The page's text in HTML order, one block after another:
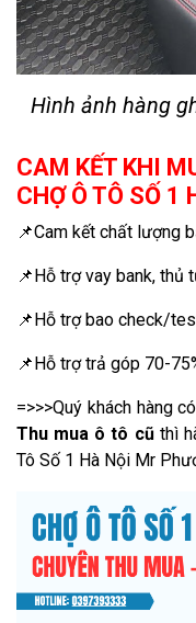
Hình ảnh hàng
CAM KẾT KHI
CHỢ Ô TÔ SỐ 1
📌Cam kết chất lượng
📌Hỗ trợ vay bank, thủ
📌Hỗ trợ bao check/
📌Hỗ trợ trả góp 70-
=>>>Quý khách hàng
Thu mua ô tô cũthì
Tô Số 1 Hà Nội Mr